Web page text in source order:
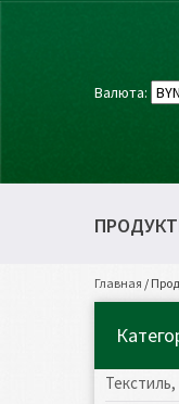
Валюта:
Главная /